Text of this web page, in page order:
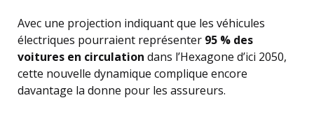
Avec une projection indiquant que les véhicules
électriques pourraient représenter 95 % des
voitures en circulation dans l’Hexagone d’ici 2050,
cette nouvelle dynamique complique encore
davantage la donne pour les assureurs.